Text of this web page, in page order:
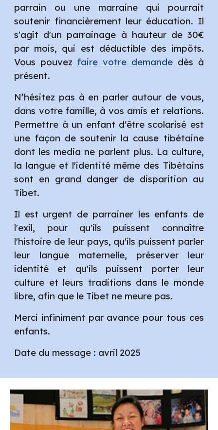
parrain ou une marraine qui pourrait
soutenir financièrement leur éducation. Il
s'agit d'un parrainage à hauteur de 30€
par mois, qui est déductible des impöts.
Vous pouvezfaire votre demandedès à
présent.
N’hésitez pas à en parler autour de vous,
dans votre famille, à vos amis et relations.
Permettre à un enfant d'être scolarisé est
une façon de soutenir la cause tibétaine
dont les media ne parlent plus. La culture,
la langue et l'identité même des Tibétains
sont en grand danger de disparition au
Tibet.
Il est urgent de parrainer les enfants de
l'exil, pour qu'ils puissent connaître
l'histoire de leur pays, qu'ils puissent parler
leur langue maternelle, préserver leur
identité et qu'ils puissent porter leur
culture et leurs traditions dans le monde
libre, afin que le Tibet ne meure pas.
Merci infiniment par avance pour tous ces
enfants.
Date du message : avril 2025